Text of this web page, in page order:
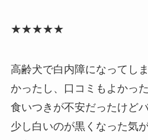
★★★★★
高齢犬で白内障になってし
かったし、口コミもよかっ
食いつきが不安だったけど
少し白いのが黒くなった気